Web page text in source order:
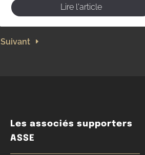
Lire l'article
Suivant
Les associés supporters
ASSE